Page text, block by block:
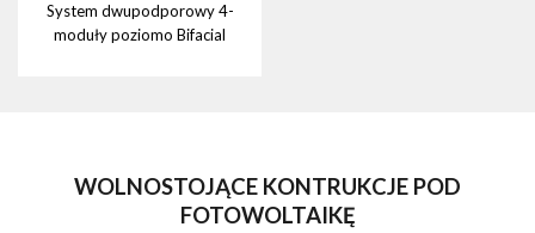
System dwupodporowy 4-
moduły poziomo Bifacial
WOLNOSTOJĄCE KONTRUKCJE POD
FOTOWOLTAIKĘ